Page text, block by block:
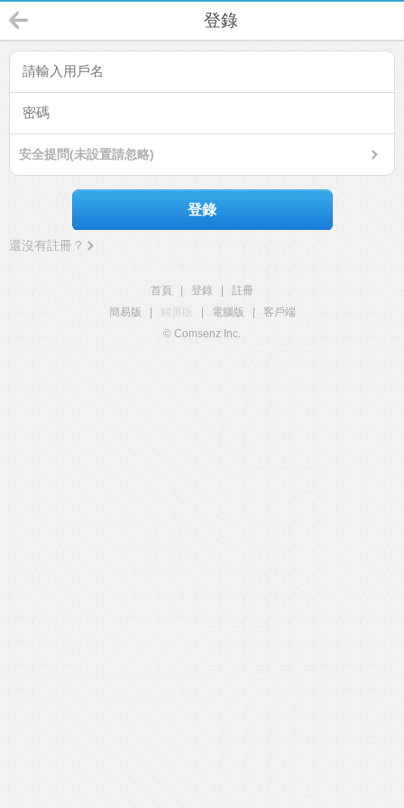
登錄
安全提問(未設置請忽略)
登錄
還沒有註冊？
首頁 登錄
註冊
簡易版
觸屏版 電腦版
客戶端
© Comsenz Inc.